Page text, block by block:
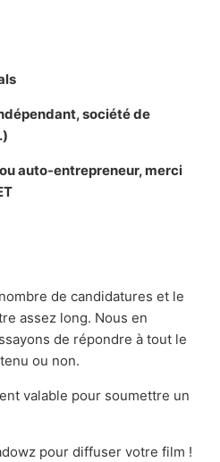
société de
auto-entrepreneur, merci
de candidatures et le
assez long. Nous en
de répondre à tout le
ou non.
valable pour soumettre un
pour diffuser votre film !